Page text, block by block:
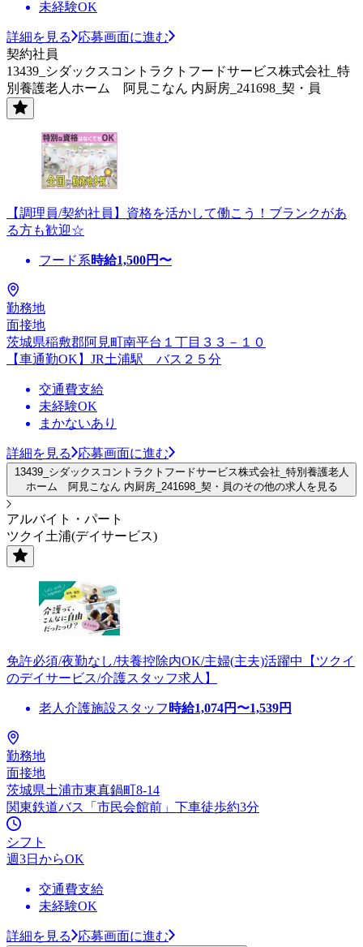
未経験OK
詳細を見る
応募画面に進む
契約社員
13439_シダックスコントラクトフードサービス株式会社_特
別養護老人ホーム 阿見こなん 内厨房_241698_契・員
【調理員/契約社員】資格を活かして働こう！ブランクがあ
る方も歓迎☆
フード系時給1,500円〜
勤務地
面接地
茨城県稲敷郡阿見町南平台１丁目３３－１０
【車通勤OK】JR土浦駅 バス２５分
交通費支給
未経験OK
まかないあり
詳細を見る 応募画面に進む
13439_シダックスコントラクトフードサービス株式会社_特別養護老人
ホーム 阿見こなん 内厨房_241698_契・員のその他の求人を見る
アルバイト・パート
ツクイ土浦(デイサービス)
免許必須/夜勤なし/扶養控除内OK/主婦(主夫)活躍中【ツクイ
のデイサービス/介護スタッフ求人】
老人介護施設スタッフ 時給1,074円〜1,539円
勤務地
面接地
茨城県土浦市東真鍋町8-14
関東鉄道バス「市民会館前」下車徒歩約3分
シフト
週3日からOK
交通費支給
未経験OK
詳細を見る 応募画面に進む